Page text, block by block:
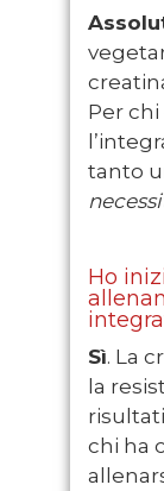
Per
tanto
Ho
Sì. La
la
chi ha